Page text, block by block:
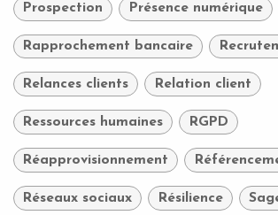
Prospection Présence numérique
Rapprochement bancaire
Relances clients Relation client
Ressources humaines RGPD
Réapprovisionnement
Réseaux sociaux Résilience